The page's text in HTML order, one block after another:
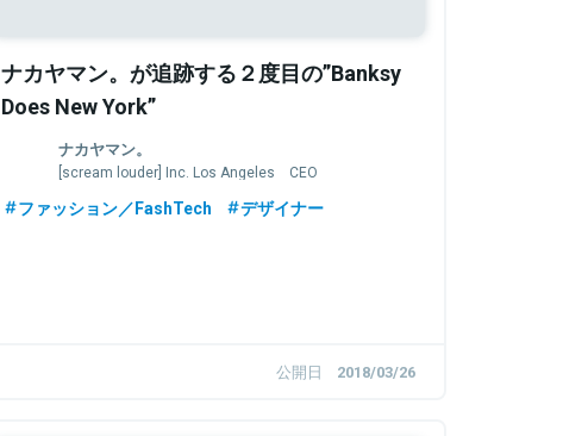
ナカヤマン。が追跡する２度目の”Banksy
Does New York”
ナカヤマン。
[scream louder] Inc. Los Angeles CEO
ファッション／FashTech デザイナー
公開日 2018/03/26